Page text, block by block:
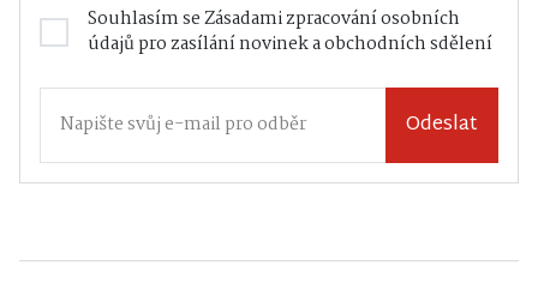
Souhlasím seZásadami zpracování osobních
údajůpro zasílání novinek a obchodních sdělení
Odeslat